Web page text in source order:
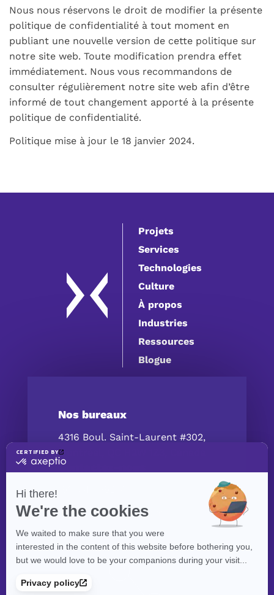
Nous nous réservons le droit de modifier la présente
politique de confidentialité à tout moment en
publiant une nouvelle version de cette politique sur
notre site web. Toute modification prendra effet
immédiatement. Nous vous recommandons de
consulter régulièrement notre site web afin d’être
informé de tout changement apporté à la présente
politique de confidentialité.
Politique mise à jour le 18 janvier 2024.
Projets
Services
Technologies
Culture
À propos
Industries
Ressources
Blogue
Nos bureaux
4316 Boul. Saint-Laurent #302,
Montréal, QC H2W 1Z3, Canada
Contactez-nous
contact@exolnet.com